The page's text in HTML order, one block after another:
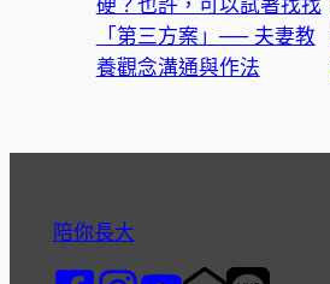
「第三方案」── 夫妻教
養觀念溝通與作法
陪你長大